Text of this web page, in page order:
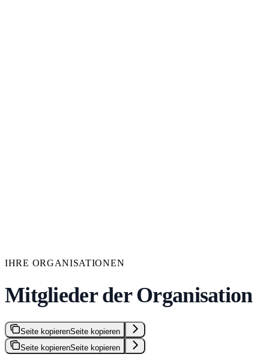
IHRE ORGANISATIONEN
Mitglieder der Organisation
Seite kopierenSeite kopieren
Seite kopierenSeite kopieren